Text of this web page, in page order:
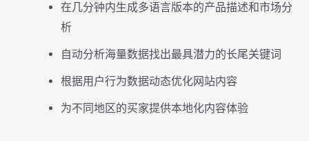
在几分钟内生成多语言版本的产品描述和市场分
析
自动分析海量数据找出最具潜力的长尾关键词
根据用户行为数据动态优化网站内容
为不同地区的买家提供本地化内容体验